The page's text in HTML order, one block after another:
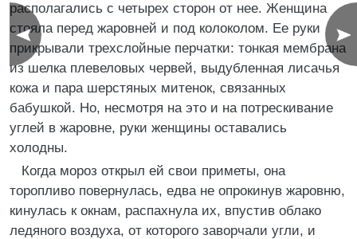
располагались с четырех сторон от нее. Женщина
стояла перед жаровней и под колоколом. Ее руки
прикрывали трехслойные перчатки: тонкая мембрана
из шелка плевеловых червей, выдубленная лисачья
кожа и пара шерстяных митенок, связанных
бабушкой. Но, несмотря на это и на потрескивание
углей в жаровне, руки женщины оставались
холодны.
Когда мороз открыл ей свои приметы, она
торопливо повернулась, едва не опрокинув жаровню,
кинулась к окнам, распахнула их, впустив облако
ледяного воздуха, от которого заворчали угли, и